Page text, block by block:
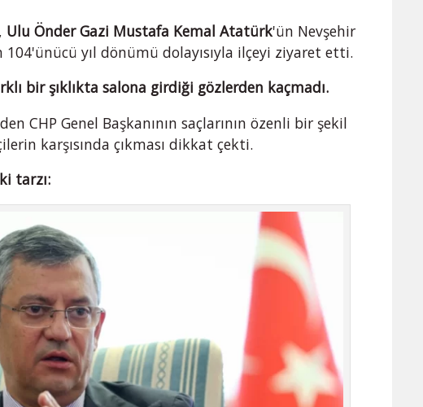
Ulu Önder Gazi Mustafa Kemal Atatürk'ün Nevşehir
104'ünücü yıl dönümü dolayısıyla ilçeyi ziyaret etti.
bir şıklıkta salona girdiği gözlerden kaçmadı.
CHP Genel Başkanının saçlarının özenli bir şekil
karşısında çıkması dikkat çekti.
tarzı: